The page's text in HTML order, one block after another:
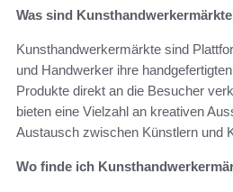
Was sind
Kunsthandwerkermärkte sind
und Handwerker ihre
Produkte direkt an die Besucher
bieten eine Vielzahl an kreativen
Austausch zwischen Künstlern und
Wo finde ich